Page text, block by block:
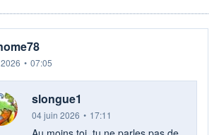
• 07:05
slongue1
04 juin 2026 • 17:11